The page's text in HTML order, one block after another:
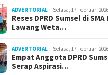
ADVERTORIAL Selasa, 17 Februari
Reses DPRD Sumsel di SMA
Lawang Weta…
ADVERTORIAL Selasa, 17 Februari
Empat Anggota DPRD
Serap Aspirasi…